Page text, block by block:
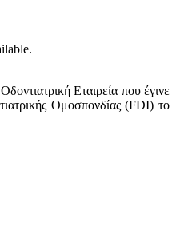
Εταιρεία που έγινε
Ομοσπονδίας (FDI) το